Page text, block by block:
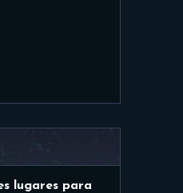
lugares para